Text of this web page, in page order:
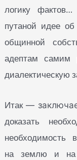
логику
путаной идее
общинной
адептам самим
диалектическую
Итак—
доказать
необходимость
на землю и на